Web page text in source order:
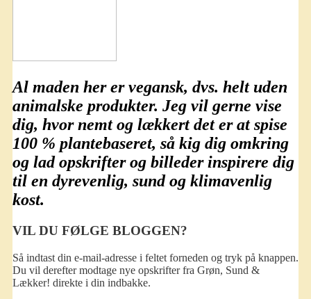
Al maden her ervegansk, dvs. helt uden
animalske produkter. Jeg vil gerne vise
dig, hvor nemt og lækkert det er at spise
100 % plantebaseret, så kig dig omkring
og lad opskrifter og billeder inspirere dig
til en dyrevenlig, sund og klimavenlig
kost.
VIL DU FØLGE BLOGGEN?
Så indtast din e-mail-adresse i feltet forneden og tryk på knappen.
Du vil derefter modtage nye opskrifter fra Grøn, Sund &
Lækker! direkte i din indbakke.